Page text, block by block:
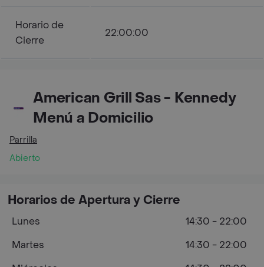
Horario de
Cierre
22:00:00
American Grill Sas - Kennedy
Menú a Domicilio
Parrilla
Abierto
Horarios de Apertura y Cierre
Lunes
14:30 - 22:00
Martes
14:30 - 22:00